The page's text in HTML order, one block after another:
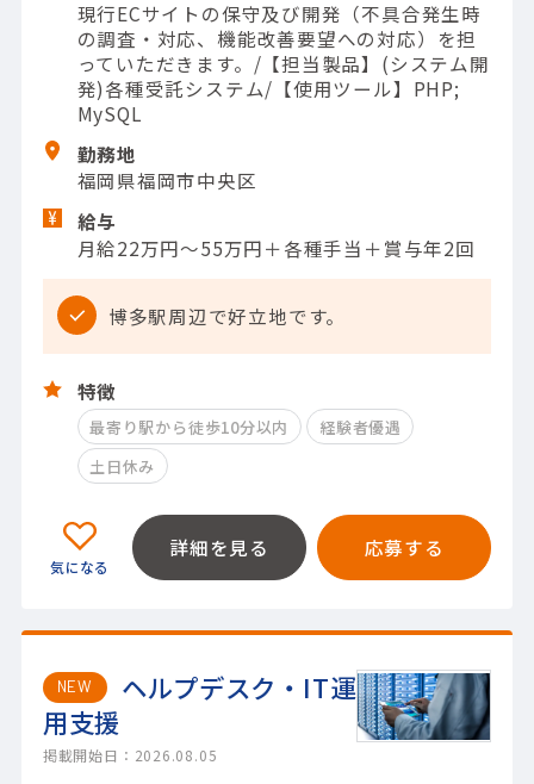
現行ECサイトの保守及び開発（不具合発生時
の調査・対応、機能改善要望への対応）を担
っていただきます。/【担当製品】(システム開
発)各種受託システム/【使用ツール】PHP;
MySQL
勤務地
福岡県福岡市中央区
給与
月給22万円～55万円＋各種手当＋賞与年2回
博多駅周辺で好立地です。
特徴
最寄り駅から徒歩10分以内
経験者優遇
土日休み
詳細を見る 応募する
NEW
ヘルプデスク・IT運
用支援
掲載開始日：2026.08.05